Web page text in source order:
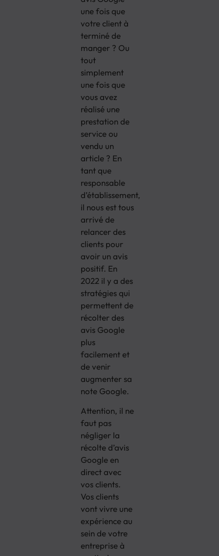
une fois que
votre client à
terminé de
manger ? Ou
tout
simplement
une fois que
vous avez
réalisé une
prestation de
service ou
vendu un
article ? En
tant que
responsable
d’établissement,
il nous est tous
arrivé de
relancer des
clients pour
avoir un avis
positif. En
2022 il y a des
stratégies qui
permettent de
récolter des
avis Google
plus
facilement et
de venir
augmenter sa
note Google.
Attention, il ne
faut pas
négliger la
récolte d’avis
Google en
direct avec
vos clients.
Vos clients
vont vivre une
expérience au
sein de votre
entreprise à